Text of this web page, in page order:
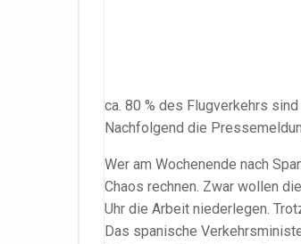
ca. 80 % des Flugverkehrs
Nachfolgend die
Wer am Wochenende nach
Chaos rechnen. Zwar wollen
Uhr die Arbeit niederlegen.
Das spanische